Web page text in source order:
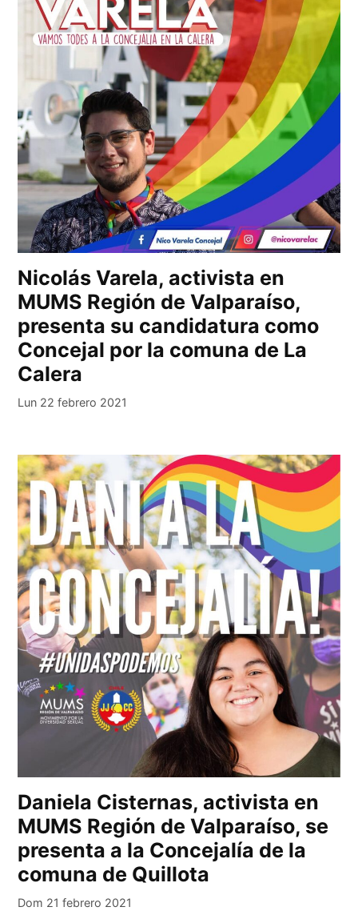
Nicolás Varela, activista en
MUMS Región de Valparaíso,
presenta su candidatura como
Concejal por la comuna de La
Calera
Lun 22 febrero 2021
Daniela Cisternas, activista en
MUMS Región de Valparaíso, se
presenta a la Concejalía de la
comuna de Quillota
Dom 21 febrero 2021